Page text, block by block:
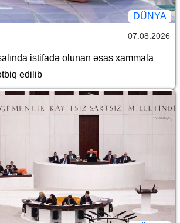
DÜNYA
07.08.2026
istifadə olunan əsas xammala
edilib